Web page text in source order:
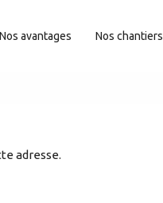
Nos avantages Nos chantiers
adresse.